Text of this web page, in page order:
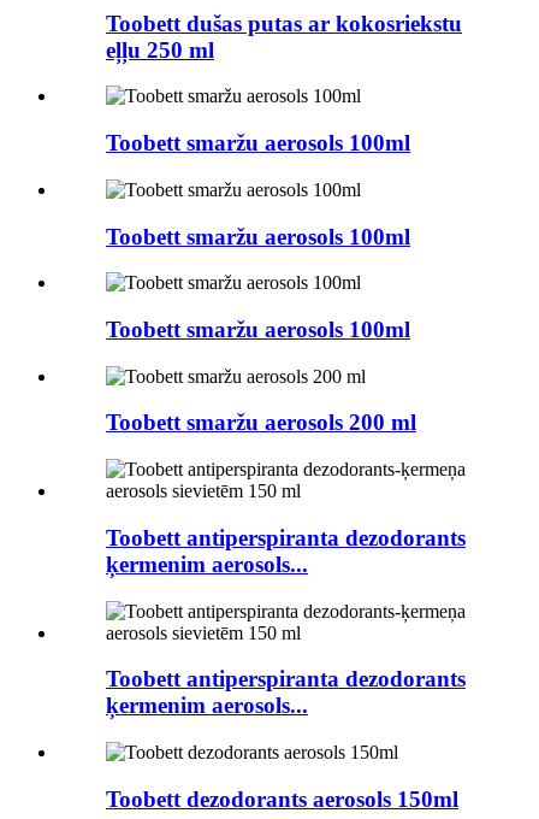
Toobett dušas putas ar kokosriekstu
eļļu 250 ml
Toobett smaržu aerosols 100ml
Toobett smaržu aerosols 100ml
Toobett smaržu aerosols 100ml
Toobett smaržu aerosols 200 ml
Toobett antiperspiranta dezodorants
ķermenim aerosols...
Toobett antiperspiranta dezodorants
ķermenim aerosols...
Toobett dezodorants aerosols 150ml